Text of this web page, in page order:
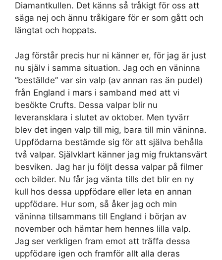
Diamantkullen. Det känns så tråkigt för oss att
säga nej och ännu tråkigare för er som gått och
längtat och hoppats.
Jag förstår precis hur ni känner er, för jag är just
nu själv i samma situation. Jag och en väninna
”beställde” var sin valp (av annan ras än pudel)
från England i mars i samband med att vi
besökte Crufts. Dessa valpar blir nu
leveransklara i slutet av oktober. Men tyvärr
blev det ingen valp till mig, bara till min väninna.
Uppfödarna bestämde sig för att själva behålla
två valpar. Självklart känner jag mig fruktansvärt
besviken. Jag har ju följt dessa valpar på filmer
och bilder. Nu får jag vänta tills det blir en ny
kull hos dessa uppfödare eller leta en annan
uppfödare. Hur som, så åker jag och min
väninna tillsammans till England i början av
november och hämtar hem hennes lilla valp.
Jag ser verkligen fram emot att träffa dessa
uppfödare igen och framför allt alla deras